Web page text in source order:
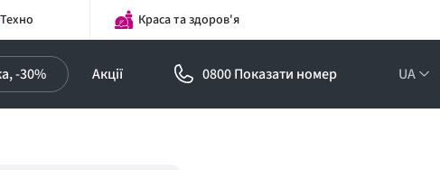
Техно Краса та здоров'я
-30% Акції 0800 Показати номер UA